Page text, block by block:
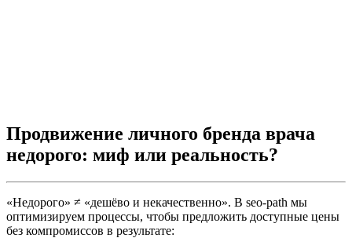
Продвижение личного бренда врача
недорого: миф или реальность?
«Недорого» ≠ «дешёво и некачественно». В seo-path мы
оптимизируем процессы, чтобы предложить доступные цены
без компромиссов в результате: